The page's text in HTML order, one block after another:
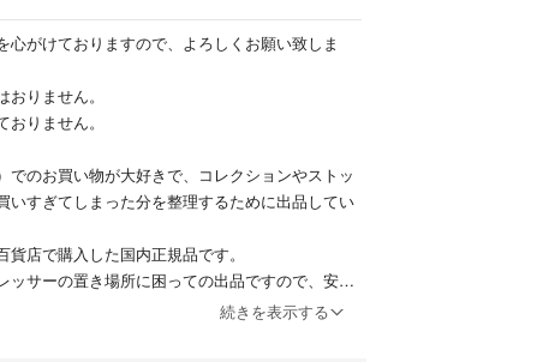
心がけておりますので、よろしくお願い致しま
りません。
りません。
でのお買い物が大好きで、コレクションやストッ
いすぎてしまった分を整理するために出品してい
店で購入した国内正規品です。
ッサーの置き場所に困っての出品ですので、安心
続きを表示する